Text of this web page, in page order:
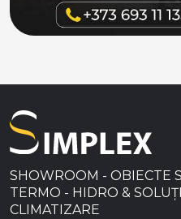
SHOWROOM - OBIECTE
TERMO - HIDRO &
CLIMATIZARE